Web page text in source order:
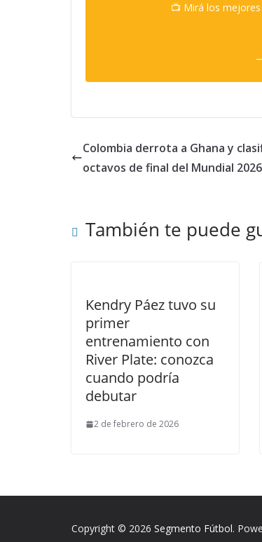
📺 Mirá los
Colombia derrota a Ghana y
octavos de final del Mundial 2026
También te puede
Kendry Páez tuvo su
primer
entrenamiento con
River Plate: conozca
cuando podría
debutar
2 de febrero de 2026
Copyright © 2026 Segmento Fútbol.